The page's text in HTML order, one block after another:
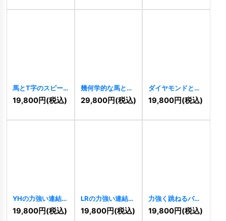
馬とT字のスピー
ド感あふれるトラ
イアングルロゴ
19,800円(税込)
幾何学的な馬と三
角形の知性ロゴ
10382 ]
29,800円(税込)
ダイヤモンドと鷲
が融合した高貴な
ロゴ 10376]
19,800円(税込)
YHの力強い連結ロ
ゴ 10348]
19,800円(税込)
LRの力強い連結ロ
ゴ[ 10340]
19,800円(税込)
力強く跳ねるバッ
ファローのロゴ
10337]
19,800円(税込)